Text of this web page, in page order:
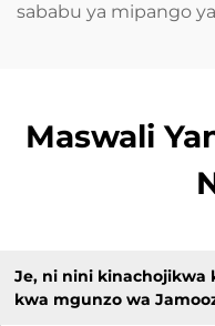
sababu ya mipango
Maswali
Je, ni nini kinachojikwa
kwa mgunzo wa